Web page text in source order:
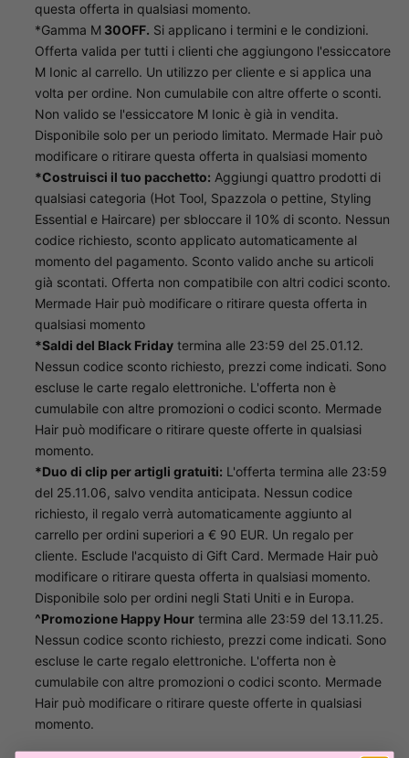
questa offerta in qualsiasi momento.
*Gamma M 30OFF. Si applicano i termini e le condizioni.
Offerta valida per tutti i clienti che aggiungono l'essiccatore
M Ionic al carrello. Un utilizzo per cliente e si applica una
volta per ordine. Non cumulabile con altre offerte o sconti.
Non valido se l'essiccatore M Ionic è già in vendita.
Disponibile solo per un periodo limitato. Mermade Hair può
modificare o ritirare questa offerta in qualsiasi momento
*Costruisci il tuo pacchetto: Aggiungi quattro prodotti di
qualsiasi categoria (Hot Tool, Spazzola o pettine, Styling
Essential e Haircare) per sbloccare il 10% di sconto. Nessun
codice richiesto, sconto applicato automaticamente al
momento del pagamento. Sconto valido anche su articoli
già scontati. Offerta non compatibile con altri codici sconto.
Mermade Hair può modificare o ritirare questa offerta in
qualsiasi momento
*Saldi del Black Friday termina alle 23:59 del 25.01.12.
Nessun codice sconto richiesto, prezzi come indicati. Sono
escluse le carte regalo elettroniche. L'offerta non è
cumulabile con altre promozioni o codici sconto. Mermade
Hair può modificare o ritirare queste offerte in qualsiasi
momento.
*Duo di clip per artigli gratuiti: L'offerta termina alle 23:59
del 25.11.06, salvo vendita anticipata. Nessun codice
richiesto, il regalo verrà automaticamente aggiunto al
carrello per ordini superiori a € 90 EUR. Un regalo per
cliente. Esclude l'acquisto di Gift Card. Mermade Hair può
modificare o ritirare questa offerta in qualsiasi momento.
Disponibile solo per ordini negli Stati Uniti e in Europa.
^Promozione Happy Hour termina alle 23:59 del 13.11.25.
Nessun codice sconto richiesto, prezzi come indicati. Sono
escluse le carte regalo elettroniche. L'offerta non è
cumulabile con altre promozioni o codici sconto. Mermade
Hair può modificare o ritirare queste offerte in qualsiasi
momento.